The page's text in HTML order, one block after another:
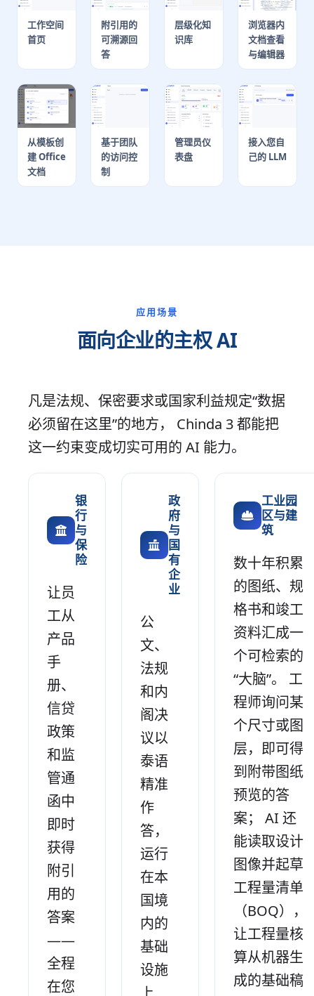
工作空间
首页
附引用的
可溯源回
答
层级化知
识库
浏览器内
文档查看
与编辑器
从模板创
建 Office
文档
基于团队
的访问控
制
管理员仪
表盘
接入您自
己的 LLM
应用场景
面向企业的主权 AI
凡是法规、保密要求或国家利益规定“数据
必须留在这里”的地方， Chinda 3 都能把
这一约束变成切实可用的 AI 能力。
银
行
与
保
险
让员
工从
产品
手
册、
信贷
政策
和监
管通
函中
即时
获得
附引
用的
答案
——
全程
在您
政
府
与
国
有
企
业
公
文、
法规
和内
阁决
议以
泰语
精准
作
答，
运行
在本
国境
内的
基础
设施
工业园
区与建
筑
数十年积累
的图纸、规
格书和竣工
资料汇成一
个可检索的
“大脑”。 工
程师询问某
个尺寸或图
层，即可得
到附带图纸
预览的答
案； AI 还
能读取设计
图像并起草
工程量清单
（BOQ），
让工程量核
算从机器生
成的基础稿